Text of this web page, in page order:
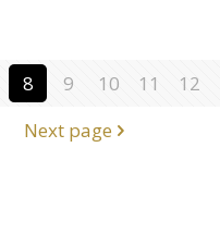
8 9 10 11 12
Next page